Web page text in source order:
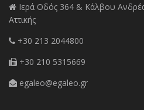
Ιερά Οδός 364 & Κάλβου
Αττικής
+30 213 2044800
+30 210 5315669
egaleo@egaleo.gr